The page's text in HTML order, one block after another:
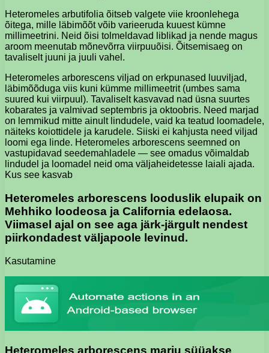
Heteromeles arbutifolia õitseb valgete viie kroonlehega
õitega, mille läbimõõt võib varieeruda kuuest kümne
millimeetrini. Neid õisi tolmeldavad liblikad ja nende magus
aroom meenutab mõnevõrra viirpuuõisi. Õitsemisaeg on
tavaliselt juuni ja juuli vahel.
Heteromeles arborescens viljad on erkpunased luuviljad,
läbimõõduga viis kuni kümme millimeetrit (umbes sama
suured kui viirpuul). Tavaliselt kasvavad nad üsna suurtes
kobarates ja valmivad septembris ja oktoobris. Need marjad
on lemmikud mitte ainult lindudele, vaid ka teatud loomadele,
näiteks koiottidele ja karudele. Siiski ei kahjusta need viljad
loomi ega linde. Heteromeles arborescens seemned on
vastupidavad seedemahladele — see omadus võimaldab
lindudel ja loomadel neid oma väljaheidetesse laiali ajada.
Kus see kasvab
Heteromeles arborescens looduslik elupaik on
Mehhiko loodeosa ja California edelaosa.
Viimasel ajal on see aga järk-järgult nendest
piirkondadest väljapoole levinud.
Kasutamine